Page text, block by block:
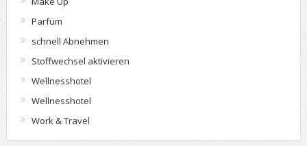
Parfüm
schnell Abnehmen
Stoffwechsel aktivieren
Wellnesshotel
Wellnesshotel
Work & Travel